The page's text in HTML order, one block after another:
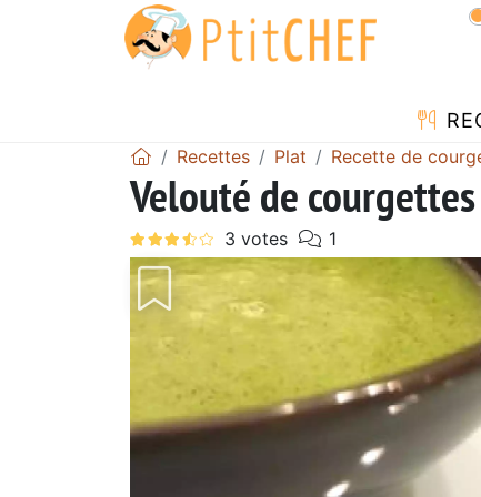
Recettes Plat Recette de
Velouté de